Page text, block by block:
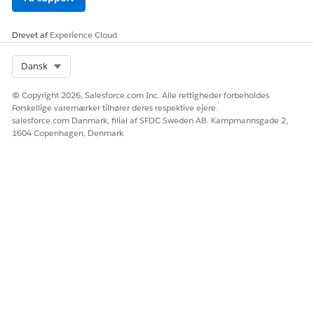
Klik påFortsæt
Drevet afExperience Cloud
Dansk
© Copyright 2026, Salesforce.com Inc. Alle rettigheder forbeholdes.
Forskellige varemærker tilhører deres respektive ejere.
salesforce.com Danmark, filial af SFDC Sweden AB. Kampmannsgade 2,
1604 Copenhagen, Denmark